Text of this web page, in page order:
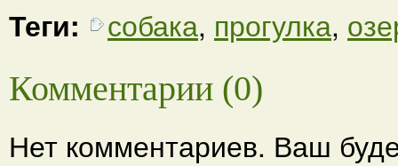
Теги: собака, прогулка,
Комментарии (0)
Нет комментариев. Ваш